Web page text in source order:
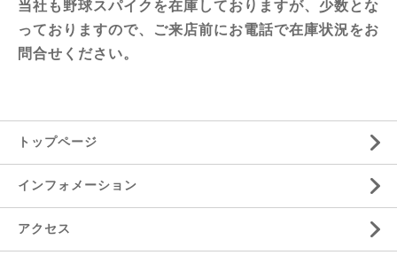
当社も野球スパイクを在庫しておりますが、少数とな
っておりますので、ご来店前にお電話で在庫状況をお
問合せください。
トップページ
インフォメーション
アクセス